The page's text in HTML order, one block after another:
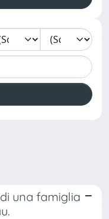
una famiglia